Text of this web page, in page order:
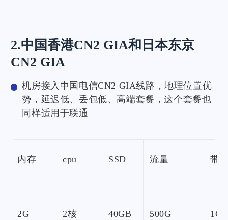
2.中国香港CN2 GIA和日本东京
CN2 GIA
机房接入中国电信CN2 GIA线路，地理位置优
势，延迟低、丢包低、高端套餐，这个套餐也
同样适用于联通
内存 cpu SSD 流量 带
2G 2核 40GB 500G